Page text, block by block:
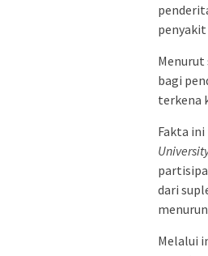
bagi
terkena
Fakta
dari
Melalui